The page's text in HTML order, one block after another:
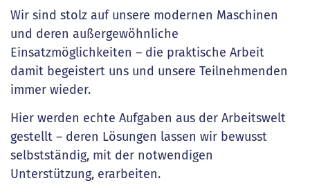
Wir sind stolz auf unsere modernen Maschinen
und deren außergewöhnliche
Einsatzmöglichkeiten – die praktische Arbeit
damit begeistert uns und unsere Teilnehmenden
immer wieder.
Hier werden echte Aufgaben aus der Arbeitswelt
gestellt – deren Lösungen lassen wir bewusst
selbstständig, mit der notwendigen
Unterstützung, erarbeiten.